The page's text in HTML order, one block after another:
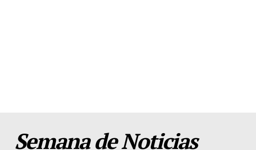
Semana de Noticias